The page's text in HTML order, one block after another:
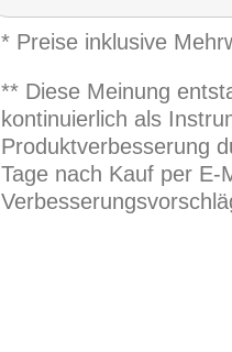
* Preise inklusive
** Diese Meinung
kontinuierlich als
Produktverbesserung
Tage nach Kauf per E-